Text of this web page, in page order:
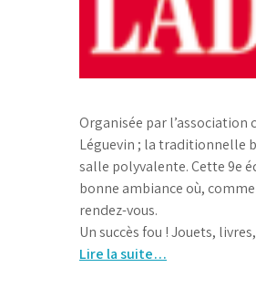
Organisée par l’association
Léguevin ; la traditionnelle
salle polyvalente. Cette 9e
bonne ambiance où,
rendez-vous.
Un succès fou ! Jouets,
Lire la suite…